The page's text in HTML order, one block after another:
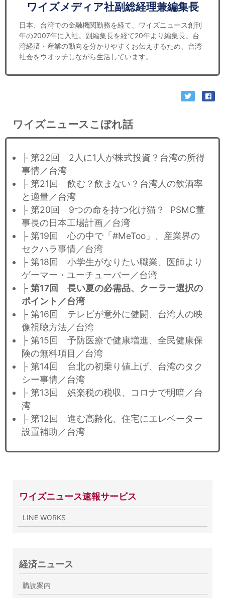
ワイズメディア社副総経理兼編集長
日本、台湾での金融機関勤務を経て、ワイズニュース創刊
年の2007年に入社。副編集長を経て20年より編集長。台
湾経済・産業の動向を分かりやすくお伝えするため、台湾
社会をウオッチしながら生活しています。
ワイズニュースこぼれ話
├ 第22回 2人に1人が株式投資？台湾の所得
事情／台湾
├ 第21回 飲む？飲まない？台湾人の飲酒率
と適量／台湾
├ 第20回 9つの命を持つ化け猫？ PSMC董
事長の日本工場計画／台湾
├ 第19回 心の中で「#MeToo」、産業界の
セクハラ事情／台湾
├ 第18回 小学生がなりたい職業、医師より
ゲーマー・ユーチューバー／台湾
├ 第17回 長い夏の必需品、クーラー選択の
ポイント／台湾
├ 第16回 テレビが意外に健闘、台湾人の映
像視聴方法／台湾
├ 第15回 予防医療で健康増進、全民健康保
険の無料項目／台湾
├ 第14回 台北の初乗り値上げ、台湾のタク
シー事情／台湾
├ 第13回 娯楽税の税収、コロナで明暗／台
湾
├ 第12回 進む高齢化、住宅にエレベーター
設置補助／台湾
ワイズニュース速報サービス
LINE WORKS
経済ニュース
購読案内